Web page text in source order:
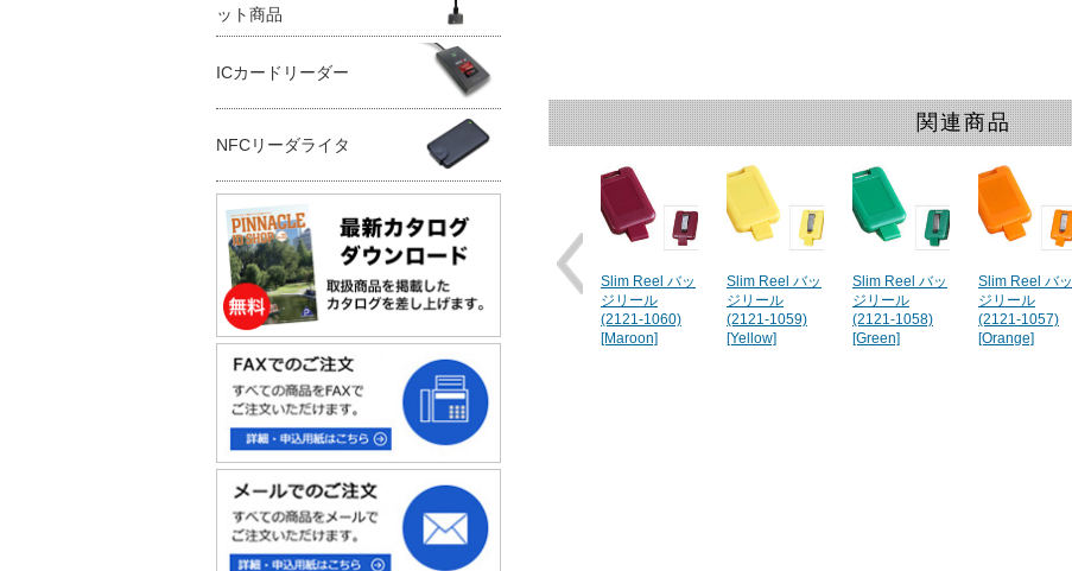
関連商品
Slim Reel バッ
ジリール
(2121-1053)
[White]
Sleeker Reel
強化コード 背
プ 安全ピン付
き[Black]
Slim Reel バッ
ジリール
[Black]
Slim Reel バッ
ジリール
(2121-1060)
[Maroon]
Slim Reel バッ
ジリール
(2121-1059)
[Yellow]
Slim Reel バッ
ジリール
(2121-1058)
[Green]
Slim Reel バッ
ジリール
(2121-1057)
[Orange]
ット商品
ICカードリーダー
NFCリーダライタ